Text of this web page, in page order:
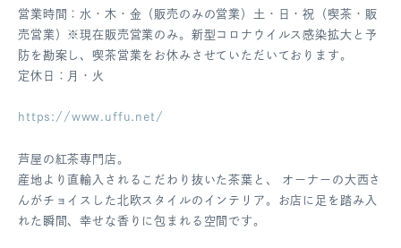
営業時間：水・木・金（販売のみの営業）土・日・祝（喫茶・販
売営業）※現在販売営業のみ。新型コロナウイルス感染拡大と予
防を勘案し、喫茶営業をお休みさせていただいております。
定休日：月・火
https://www.uffu.net/
芦屋の紅茶専門店。
産地より直輸入されるこだわり抜いた茶葉と、 オーナーの大西さ
んがチョイスした北欧スタイルのインテリア。お店に足を踏み入
れた瞬間、幸せな香りに包まれる空間です。